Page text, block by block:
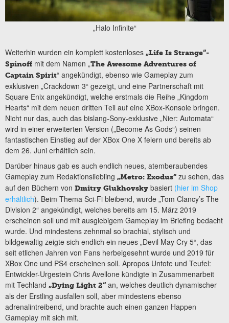
„Halo Infinite“
Weiterhin wurden ein komplett kostenloses „Life Is Strange“-
Spinoff mit dem Namen „The Awesome Adventures of
Captain Spirit“ angekündigt, ebenso wie Gameplay zum
exklusiven „Crackdown 3“ gezeigt, und eine Partnerschaft mit
Square Enix angekündigt, welche erstmals die Reihe „Kingdom
Hearts“ mit dem neuen dritten Teil auf eine XBox-Konsole bringen.
Nicht nur das, auch das bislang-Sony-exklusive „Nier: Automata“
wird in einer erweiterten Version („Become As Gods“) seinen
fantastischen Einstieg auf der XBox One X feiern und bereits ab
dem 26. Juni erhältlich sein.
Darüber hinaus gab es auch endlich neues, atemberaubendes
Gameplay zum Redaktionsliebling „Metro: Exodus“ zu sehen, das
auf den Büchern von Dmitry Glukhovsky basiert (hier im Shop
erhältlich). Beim Thema Sci-Fi bleibend, wurde „Tom Clancy’s The
Division 2“ angekündigt, welches bereits am 15. März 2019
erscheinen soll und mit ausgiebigem Gameplay im Briefing bedacht
wurde. Und mindestens zehnmal so brachial, stylisch und
bildgewaltig zeigte sich endlich ein neues „Devil May Cry 5“, das
seit etlichen Jahren von Fans herbeigesehnt wurde und 2019 für
XBox One und PS4 erscheinen soll. Apropos Untote und Teufel:
Entwickler-Urgestein Chris Avellone kündigte in Zusammenarbeit
mit Techland „Dying Light 2“ an, welches deutlich dynamischer
als der Erstling ausfallen soll, aber mindestens ebenso
adrenalintreibend, und brachte auch einen ganzen Happen
Gameplay mit sich mit.